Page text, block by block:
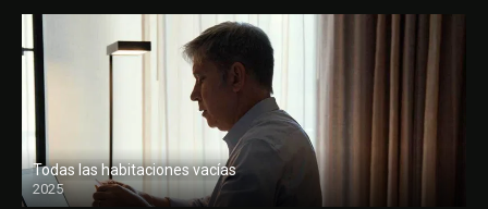
Todas las habitaciones vacías
2025
FULL HD